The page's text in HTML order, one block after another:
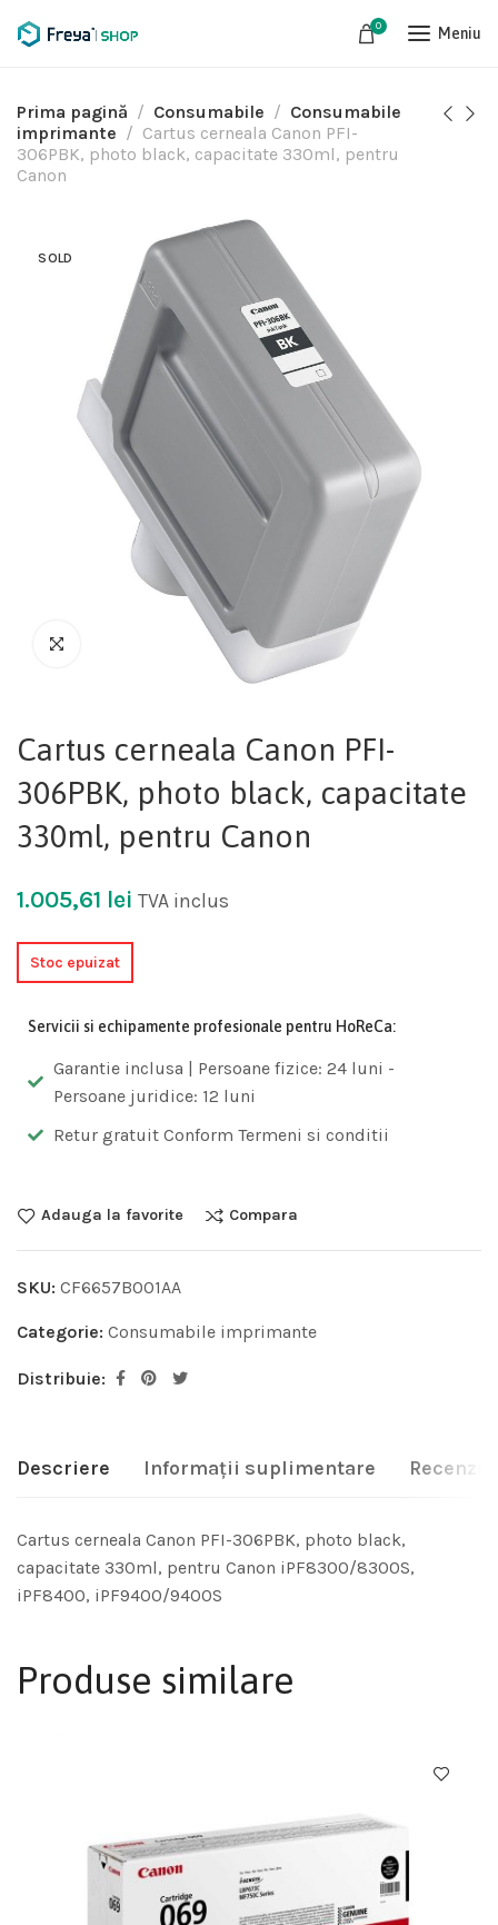
0 Meniu
Prima pagină Consumabile
Consumabile
imprimante
Cartus cerneala Canon PFI-
306PBK, photo black, capacitate 330ml, pentru
Canon
SOLD
Cartus cerneala Canon PFI-
306PBK, photo black, capacitate
330ml, pentru Canon
1.005,61 lei TVA inclus
Stoc epuizat
Servicii si echipamente profesionale pentru HoReCa:
Garantie inclusa | Persoane fizice: 24 luni -
Persoane juridice: 12 luni
Retur gratuit Conform Termeni si conditii
Adauga la favorite Compara
SKU: CF6657B001AA
Categorie: Consumabile imprimante
Distribuie:
Descriere Informații suplimentare Recenzii
Cartus cerneala Canon PFI-306PBK, photo black,
capacitate 330ml, pentru Canon iPF8300/8300S,
iPF8400, iPF9400/9400S
Produse similare